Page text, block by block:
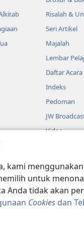
kami menggunakan
untuk
Anda tidak akan
Cookies dan
murni.
seorang
hukum.
ungu, dan
persegi
satu jengkal.*
tatakan
baris
dan kecubung.
batu harus
12 batu,
nama di setiap
Risalah &
Seri Artikel
Majalah
Lembar
Daftar Acara
Indeks
Pedoman
JW
Video
Pembacaan